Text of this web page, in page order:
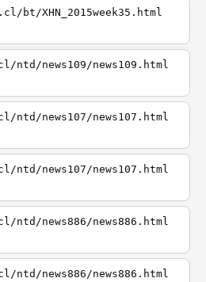
bt/XHN_2015week35.html
news109/news109.html
news107/news107.html
news107/news107.html
news886/news886.html
news886/news886.html